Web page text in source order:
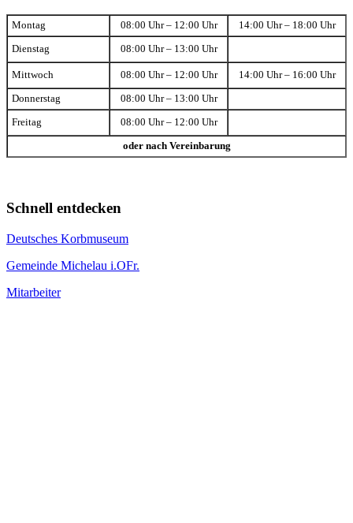
Montag 08:00 Uhr – 12:00 Uhr 14:00 Uhr – 18:00 Uhr
Dienstag 08:00 Uhr – 13:00 Uhr
Mittwoch 08:00 Uhr – 12:00 Uhr 14:00 Uhr – 16:00 Uhr
Donnerstag 08:00 Uhr – 13:00 Uhr
Freitag 08:00 Uhr – 12:00 Uhr
oder nach Vereinbarung
Schnell entdecken
Deutsches Korbmuseum
Gemeinde Michelau i.OFr.
Mitarbeiter